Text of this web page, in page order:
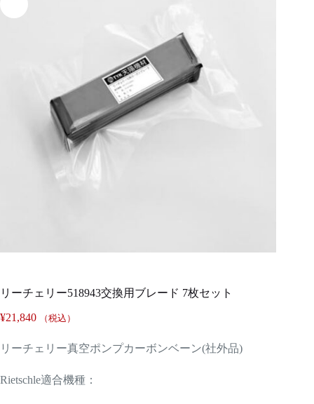
リーチェリー518943交換用ブレード 7枚セット
¥21,840 （税込）
リーチェリー真空ポンプカーボンベーン(社外品)
Rietschle適合機種：